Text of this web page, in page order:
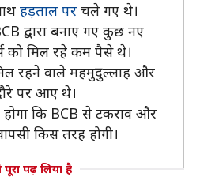
हड़ताल पर चले गए थे।
द्वारा बनाए गए कुछ नए
को मिल रहे कम पैसे थे।
रहने वाले महमुदुल्लाह और
पर आए थे।
कि BCB से टकराव और
किस तरह होगी।
पढ़ लिया है